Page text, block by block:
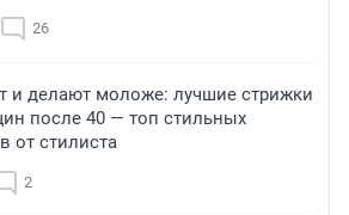
26
и делают моложе: лучшие стрижки
после 40 — топ стильных
от стилиста
2